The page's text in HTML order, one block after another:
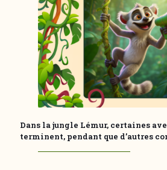
Dans la jungle Lémur, certaines
terminent, pendant que d’autres